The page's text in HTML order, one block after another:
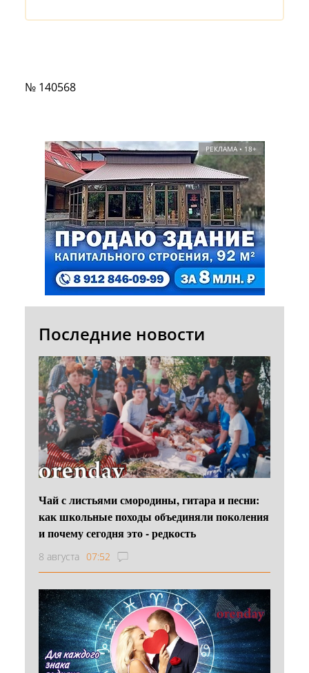
№ 140568
РЕКЛАМА • 18+
Последние новости
Чай с листьями смородины, гитара и песни:
как школьные походы объединяли поколения
и почему сегодня это - редкость
8 августа 07:52